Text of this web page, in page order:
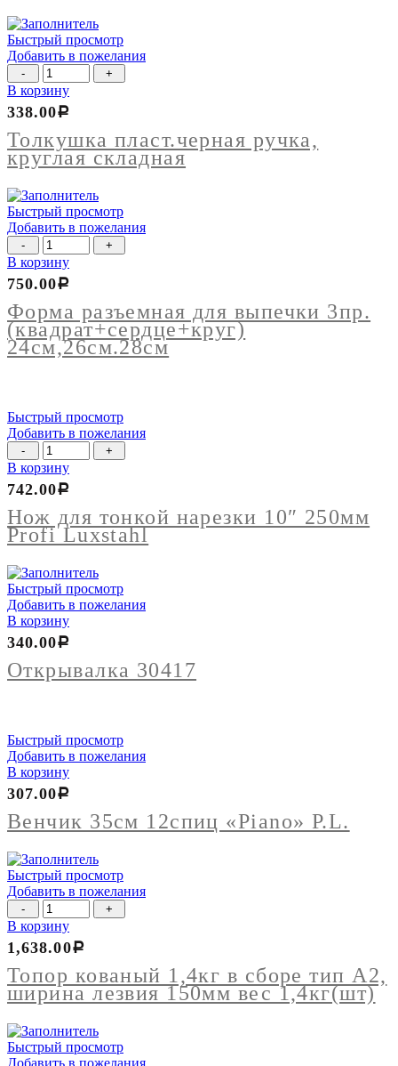
Быстрый просмотр
Добавить в пожелания
Количество
товара
Толкушка
пласт.черная
ручка,
круглая
складная
В корзину
Толкушка пласт.черная ручка,
круглая складная
338.00Р
Быстрый просмотр
Добавить в пожелания
Количество
товара
Форма
разъемная
для
выпечки
3пр.
(квадрат+сердце+круг)
В корзину
Форма разъемная для выпечки 3пр.
(квадрат+сердце+круг)
24см,26см.28см
750.00Р
Быстрый просмотр
Добавить в пожелания
Количество
товара
Нож
для
тонкой
нарезки
10"
Profi
Luxstahl
В корзину
Нож для тонкой нарезки 10″ 250мм
Profi Luxstahl
742.00Р
Быстрый просмотр
Добавить в пожелания
В корзину
Открывалка 30417
340.00Р
Быстрый просмотр
Добавить в пожелания
В корзину
Венчик 35см 12спиц «Piano» P.L.
307.00Р
Быстрый просмотр
Добавить в пожелания
Количество
товара
Топор
кованый
1,4кг
в
сборе
А2,
ширина
В корзину
Топор кованый 1,4кг в сборе тип А2,
ширина лезвия 150мм вес 1,4кг(шт)
1,638.00Р
Быстрый просмотр